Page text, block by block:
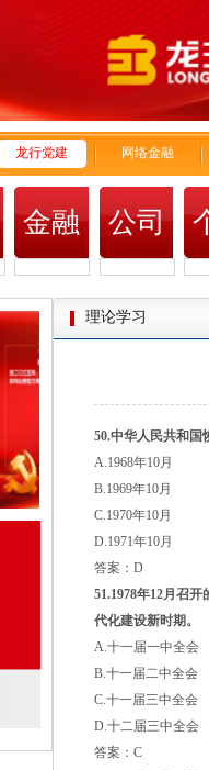
龙行党建 网络金融
金融
市场
公司
金融
理论学习
50.中华人民共和国
A.1968年10月
B.1969年10月
C.1970年10月
D.1971年10月
答案：D
51.1978年12月召开
代化建设新时期。
A.十一届一中全会
B.十一届二中全会
C.十一届三中全会
D.十二届三中全会
答案：C